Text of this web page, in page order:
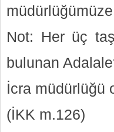
Not: Her üç
bulunan
İcra müdürlüğü
(İKK m.126)